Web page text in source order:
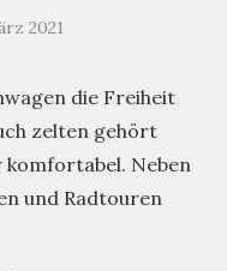
2021
die Freiheit
zelten gehört
komfortabel. Neben
und Radtouren